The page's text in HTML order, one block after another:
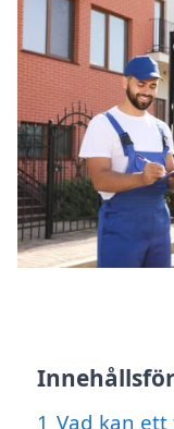
1 Vad kan